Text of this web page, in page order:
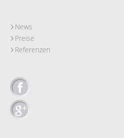
News
Preise
Referenzen